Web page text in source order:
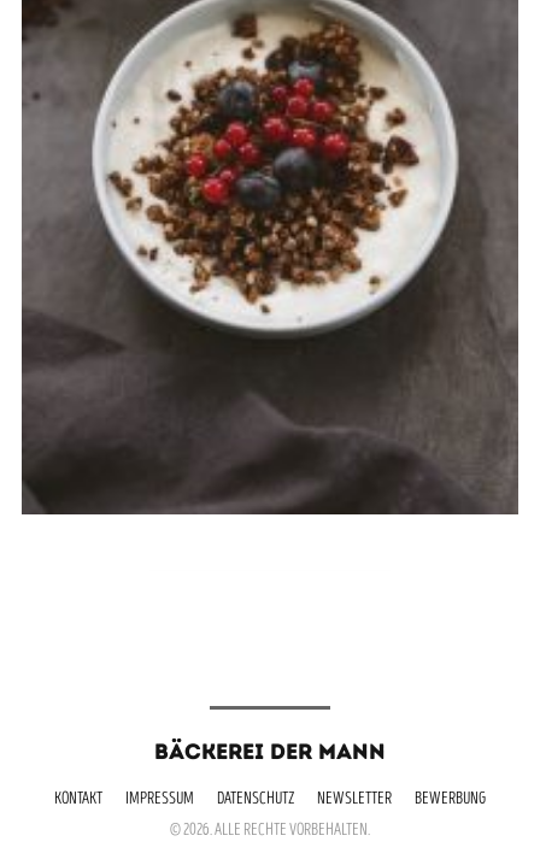
BÄCKEREI DER MANN
KONTAKT IMPRESSUM DATENSCHUTZ NEWSLETTER
BEWERBUNG
© 2026. ALLE RECHTE VORBEHALTEN.